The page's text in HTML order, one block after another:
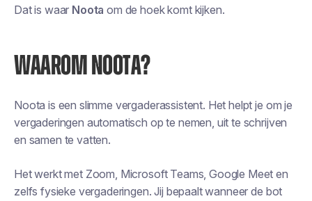
Dat is waar Noota om de hoek komt kijken.
WAAROM NOOTA?
Noota is een slimme vergaderassistent. Het helpt je om je
vergaderingen automatisch op te nemen, uit te schrijven
en samen te vatten.
Het werkt met Zoom, Microsoft Teams, Google Meet en
zelfs fysieke vergaderingen. Jij bepaalt wanneer de bot